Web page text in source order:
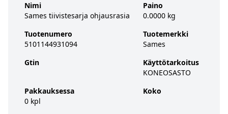
Nimi
Sames tiivistesarja ohjausrasia
Tuotenumero
5101144931094
Gtin
Pakkauksessa
0 kpl
Paino
0.0000 kg
Tuotemerkki
Sames
Käyttötarkoitus
KONEOSASTO
Koko